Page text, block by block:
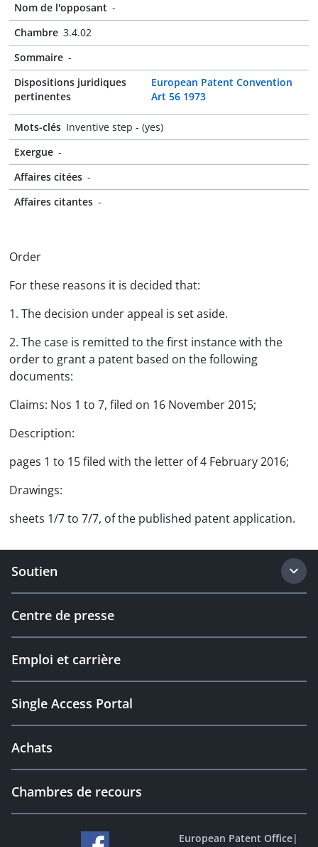
Nom de l'opposant -
Chambre 3.4.02
Sommaire -
Dispositions juridiques
pertinentes
European Patent Convention
Art 56 1973
Mots-clés Inventive step - (yes)
Exergue -
Affaires citées -
Affaires citantes -
Order
For these reasons it is decided that:
1. The decision under appeal is set aside.
2. The case is remitted to the first instance with the
order to grant a patent based on the following
documents:
Claims: Nos 1 to 7, filed on 16 November 2015;
Description:
pages 1 to 15 filed with the letter of 4 February 2016;
Drawings:
sheets 1/7 to 7/7, of the published patent application.
Soutien
Centre de presse
Emploi et carrière
Single Access Portal
Achats
Chambres de recours
European Patent Office|